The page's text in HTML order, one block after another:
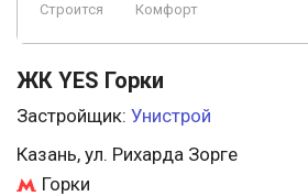
Строится Комфорт
ЖК YES Горки
Застройщик: Унистрой
Казань, ул. Рихарда Зорге
Горки